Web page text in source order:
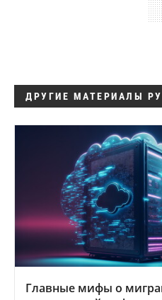
ДРУГИЕ МАТЕРИАЛЫ
Главные мифы о